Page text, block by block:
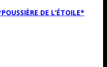
DE L’ÉTOILE*